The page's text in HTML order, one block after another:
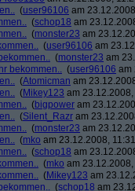
(user96106 am
(schop18 am
(monster23 am
(user96106 am
(monster23 am
bekommen.. (user96106 am
(Atomicman am
(Mikey123 am
(bigpower am
(Silent_Razr am
(monster23 am
(mko am 23.12.2008,
(schop18 am
(mko am
(Mikey123 am
(schop18 am